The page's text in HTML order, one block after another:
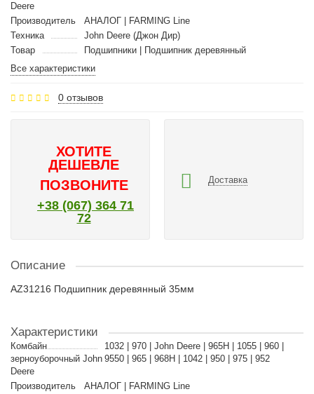
Deere
Производитель
АНАЛОГ | FARMING Line
Техника
John Deere (Джон Дир)
Товар
Подшипники | Подшипник деревянный
Все характеристики
0 отзывов
ХОТИТЕ
ДЕШЕВЛЕ
ПОЗВОНИТЕ
+38 (067) 364 71
72
Доставка
Описание
AZ31216 Подшипник деревянный 35мм
Характеристики
Комбайн
зерноуборочный John
Deere
1032 | 970 | John Deere | 965H | 1055 | 960 |
9550 | 965 | 968H | 1042 | 950 | 975 | 952
Производитель
АНАЛОГ | FARMING Line